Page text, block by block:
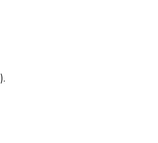
).